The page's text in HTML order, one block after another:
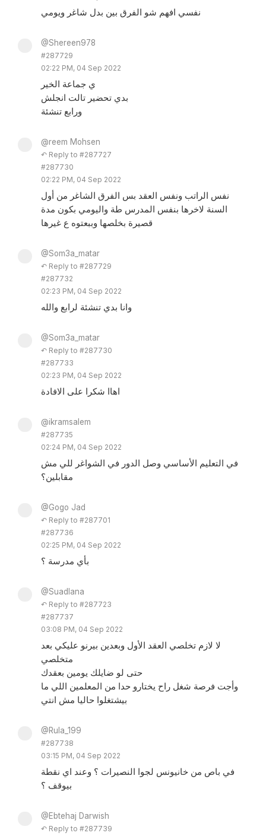
نفسي افهم شو الفرق بين بدل شاغر ويومي
@Shereen978
#287729
02:22 PM, 04 Sep 2022
ي جماعة الخير
بدي تحضير تالت انجلش
ورابع تنشئة
@reem Mohsen
↶ Reply to #287727
#287730
02:22 PM, 04 Sep 2022
نفس الراتب ونفس العقد بس الفرق الشاغر من أول
السنة لاخرها بنفس المدرس طة واليومي بكون مدة
قصيرة بخلصها وببعتوه ع غيرها
@Som3a_matar
↶ Reply to #287729
#287732
02:23 PM, 04 Sep 2022
وانا بدي تنشئة لرابع والله
@Som3a_matar
↶ Reply to #287730
#287733
02:23 PM, 04 Sep 2022
اهاا شكرا على الافادة
@ikramsalem
#287735
02:24 PM, 04 Sep 2022
في التعليم الأساسي وصل الدور في الشواغر للي مش
مقابلين؟
@Gogo Jad
↶ Reply to #287701
#287736
02:25 PM, 04 Sep 2022
بأي مدرسة ؟
@Suadlana
↶ Reply to #287723
#287737
03:08 PM, 04 Sep 2022
لا لازم تخلصي العقد الأول وبعدين بيرنو عليكي بعد
متخلصي
حتى لو ضايلك يومين بعقدك
وأجت فرصة شغل راح يختارو حدا من المعلمين اللي ما
بيشتغلوا حاليا مش انتي
@Rula_199
#287738
03:15 PM, 04 Sep 2022
في باص من خانيونس لجوا النصيرات ؟ وعند اي نقطة
بيوقف ؟
@Ebtehaj Darwish
↶ Reply to #287739